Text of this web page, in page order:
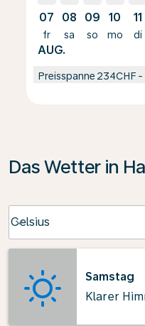
07
fr
AUG.
08
sa
09
so
10
mo
11
di
Preisspanne 234CHF -
Das Wetter in
Celsius
keyboard_arrow_down
Samstag
Klarer